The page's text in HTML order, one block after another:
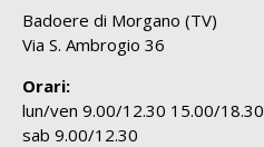
Badoere di Morgano (TV)
Via S. Ambrogio 36
Orari:
lun/ven 9.00/12.30 15.00/18.30
sab 9.00/12.30